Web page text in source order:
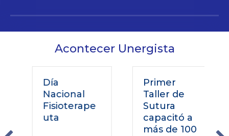
Acontecer Unergista
Día
Nacional
Fisioterape
uta
Primer
Taller de
Sutura
capacitó a
más de 100